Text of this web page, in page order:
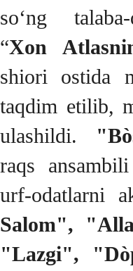
so‘ng
“Xon
shiori ostida
taqdim etilib,
ulashildi.
raqs
urf-odatlarni
Salom",
"Lazgi",